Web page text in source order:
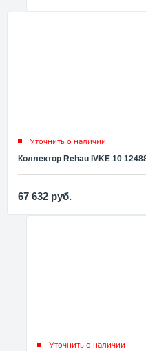
Уточнить о наличии
Коллектор Rehau IVKE 10
67 632 руб.
Уточнить о наличии